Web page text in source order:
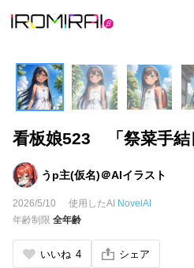
看板娘523 「祭菜手結
うp主(仮名)＠AIイラスト
2026/5/10 使用したAI NovelAI
年齢制限 全年齢
いいね 4 シェア